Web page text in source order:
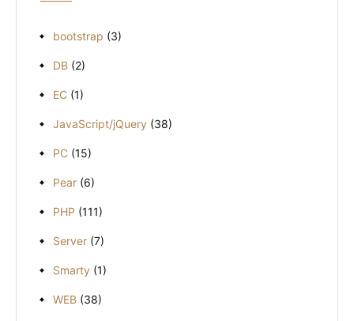
bootstrap (3)
DB (2)
EC (1)
JavaScript/jQuery (38)
PC (15)
Pear (6)
PHP (111)
Server (7)
Smarty (1)
WEB (38)